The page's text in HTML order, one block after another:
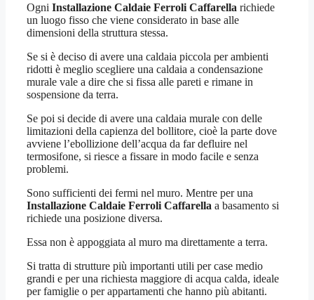
Ogni Installazione Caldaie Ferroli Caffarella richiede
un luogo fisso che viene considerato in base alle
dimensioni della struttura stessa.
Se si è deciso di avere una caldaia piccola per ambienti
ridotti è meglio scegliere una caldaia a condensazione
murale vale a dire che si fissa alle pareti e rimane in
sospensione da terra.
Se poi si decide di avere una caldaia murale con delle
limitazioni della capienza del bollitore, cioè la parte dove
avviene l’ebollizione dell’acqua da far defluire nel
termosifone, si riesce a fissare in modo facile e senza
problemi.
Sono sufficienti dei fermi nel muro. Mentre per una
Installazione Caldaie Ferroli Caffarella a basamento si
richiede una posizione diversa.
Essa non è appoggiata al muro ma direttamente a terra.
Si tratta di strutture più importanti utili per case medio
grandi e per una richiesta maggiore di acqua calda, ideale
per famiglie o per appartamenti che hanno più abitanti.